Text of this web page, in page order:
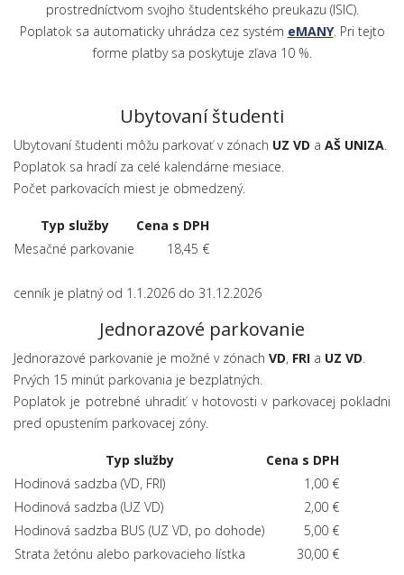
prostredníctvom svojho študentského preukazu (ISIC).
Poplatok sa automaticky uhrádza cez systém eMANY. Pri tejto
forme platby sa poskytuje zľava 10 %.
Ubytovaní študenti
Ubytovaní študenti môžu parkovať v zónach UZ VD a AŠ UNIZA.
Poplatok sa hradí za celé kalendárne mesiace.
Počet parkovacích miest je obmedzený.
Typ služby
Cena s DPH
Mesačné parkovanie
18,45 €
cenník je platný od 1.1.2026 do 31.12.2026
Jednorazové parkovanie
Jednorazové parkovanie je možné v zónach VD, FRI a UZ VD.
Prvých 15 minút parkovania je bezplatných.
Poplatok je potrebné uhradiť v hotovosti v parkovacej pokladni
pred opustením parkovacej zóny.
Typ služby
Cena s DPH
Hodinová sadzba (VD, FRI)
1,00 €
Hodinová sadzba (UZ VD)
2,00 €
Hodinová sadzba BUS (UZ VD, po dohode)
5,00 €
Strata žetónu alebo parkovacieho lístka
30,00 €